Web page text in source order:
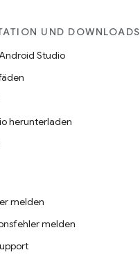
UND DOWNLOADS
Studio
herunterladen
melden
melden